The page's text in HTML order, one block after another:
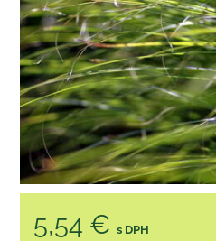
5,54 € s DPH